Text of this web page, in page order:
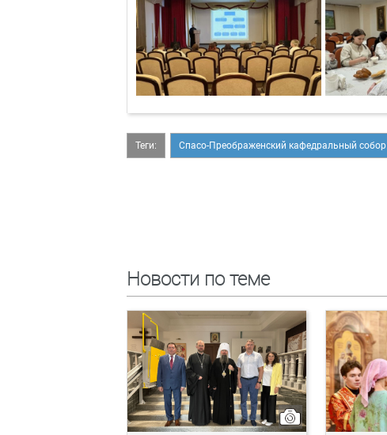
Теги: Спасо-Преображенский кафедральный собор
Новости по теме